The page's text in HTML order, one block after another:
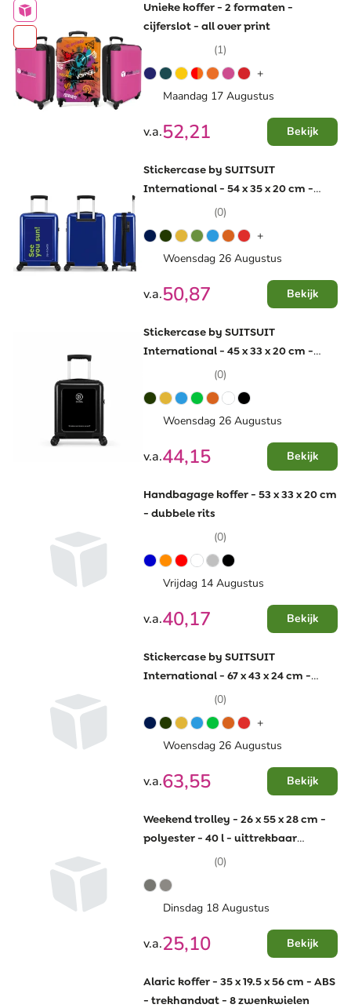
Wanneer je het verrassende aanbod trolleys van Pinkcube ziet,
krijg je al bijna zin om op vakantie te gaan. Naast trolleys
bedrukken we nog veel meer leuke artikelen voor op reis. Denk
bijvoorbeeld aan ​zonnebrand met logoen ​bedrukte reisspellen
Wij bieden alles om je merk op een leuke en unieke manier onder
de aandacht te brengen.
Unieke koffer - 2 formaten -
cijferslot - all over print
(1)
+
Maandag 17 Augustus
v.a.52,21 Bekijk
Stickercase by SUITSUIT
International - 54 x 35 x 20 cm -
cijferslot - trekstang
(0)
+
Woensdag 26 Augustus
v.a.50,87 Bekijk
Stickercase by SUITSUIT
International - 45 x 33 x 20 cm -
cijferslot - handbagage
(0)
Woensdag 26 Augustus
v.a.44,15 Bekijk
Handbagage koffer - 53 x 33 x 20 cm
- dubbele rits
(0)
Vrijdag 14 Augustus
v.a.40,17 Bekijk
Stickercase by SUITSUIT
International - 67 x 43 x 24 cm -
cijferslot - trekstang
(0)
+
Woensdag 26 Augustus
v.a.63,55 Bekijk
Weekend trolley - 26 x 55 x 28 cm -
polyester - 40 l - uittrekbaar
trolleysysteem
(0)
Dinsdag 18 Augustus
v.a.25,10 Bekijk
Alaric koffer - 35 x 19.5 x 56 cm - ABS
- trekhandvat - 8 zwenkwielen